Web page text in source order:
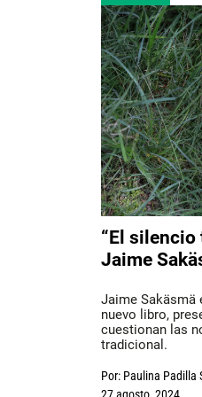
“El silencio
Jaime
Jaime Sakäsmä
nuevo libro,
cuestionan las
tradicional.
Por: Paulina Padilla
27 agosto, 2024